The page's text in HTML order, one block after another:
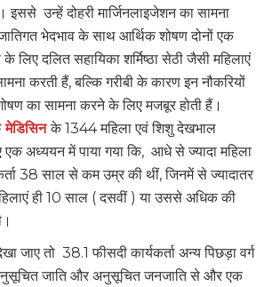
इससे उन्हें दोहरी मार्जिनलाइजेशन का सामना
भेदभाव के साथ आर्थिक शोषण दोनों एक
लिए दलित सहायिका शर्मिष्ठा सेठी जैसी महिलाएं
करती हैं, बल्कि गरीबी के कारण इन नौकरियों
का सामना करने के लिए मजबूर होती हैं।
मेडिसिनके 1344 महिला एवं शिशु देखभाल
एक अध्ययन में पाया गया कि, आधे से ज्यादा महिला
38 साल से कम उम्र की थीं, जिनमें से ज्यादातर
ही 10 साल ( दसवीं ) या उससे अधिक की
जाए तो 38.1 फीसदी कार्यकर्ता अन्य पिछड़ा वर्ग
जाति और अनुसूचित जनजाति से और एक